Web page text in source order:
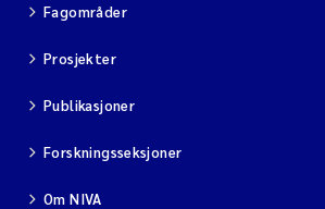
Anders Ruus
Fagområder
Prosjekter
Publikasjoner
Forskningsseksjoner
Om NIVA